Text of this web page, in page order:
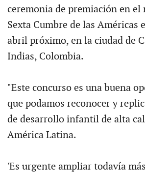
ceremonia de premiación en el
Sexta Cumbre de las Américas
abril próximo, en la ciudad de
Indias, Colombia.
"Este concurso es una buena
que podamos reconocer y
de desarrollo infantil de alta
América Latina.
'Es urgente ampliar todavía